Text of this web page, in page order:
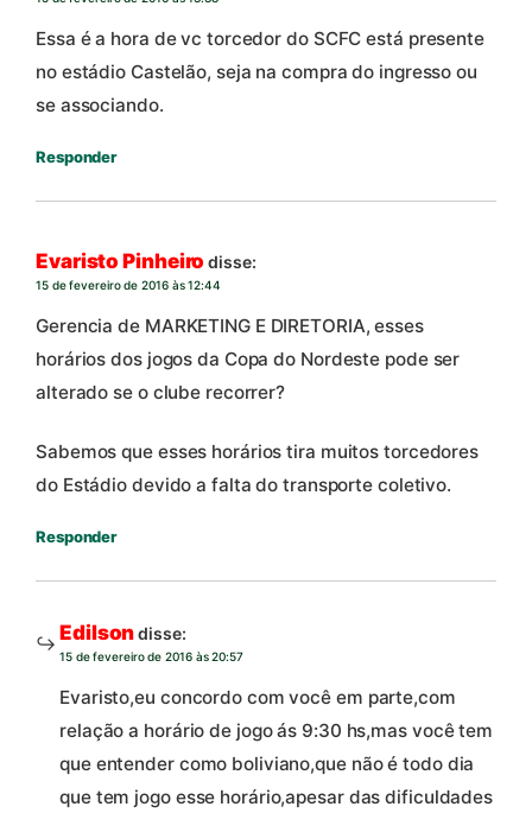
Essa é a hora de vc torcedor do SCFC está presente
no estádio Castelão, seja na compra do ingresso ou
se associando.
Responder
Evaristo Pinheiro disse:
15 de fevereiro de 2016 às 12:44
Gerencia de MARKETING E DIRETORIA, esses
horários dos jogos da Copa do Nordeste pode ser
alterado se o clube recorrer?
Sabemos que esses horários tira muitos torcedores
do Estádio devido a falta do transporte coletivo.
Responder
Edilsondisse:
15 de fevereiro de 2016 às 20:57
Evaristo,eu concordo com você em parte,com
relação a horário de jogo ás 9:30 hs,mas você tem
que entender como boliviano,que não é todo dia
que tem jogo esse horário,apesar das dificuldades